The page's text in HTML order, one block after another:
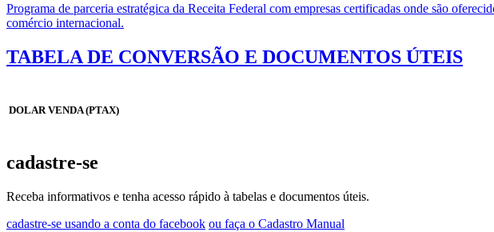
Programa de parceria estratégica da Receita Federal com empresas certificadas onde são
comércio internacional.
TABELA DE CONVERSÃO E DOCUMENTOS ÚTEIS
DOLAR VENDA (PTAX)
cadastre-se
Receba informativos e tenha acesso rápido à tabelas e documentos úteis.
cadastre-se usando a conta do facebook ou faça o Cadastro Manual